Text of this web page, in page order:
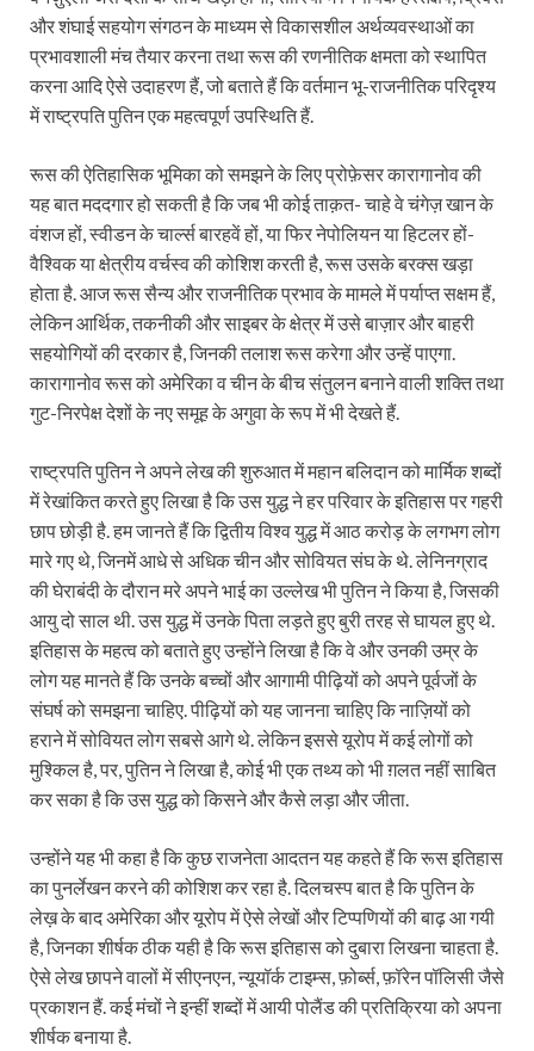
और शंघाई सहयोग संगठन के माध्यम से विकासशील अर्थव्यवस्थाओं का
प्रभावशाली मंच तैयार करना तथा रूस की रणनीतिक क्षमता को स्थापित
करना आदि ऐसे उदाहरण हैं, जो बताते हैं कि वर्तमान भू-राजनीतिक परिदृश्य
में राष्ट्रपति पुतिन एक महत्वपूर्ण उपस्थिति हैं.
रूस की ऐतिहासिक भूमिका को समझने के लिए प्रोफ़ेसर कारागानोव की
यह बात मददगार हो सकती है कि जब भी कोई ताक़त- चाहे वे चंगेज़ खान के
वंशज हों, स्वीडन के चार्ल्स बारहवें हों, या फिर नेपोलियन या हिटलर हों-
वैश्विक या क्षेत्रीय वर्चस्व की कोशिश करती है, रूस उसके बरक्स खड़ा
होता है. आज रूस सैन्य और राजनीतिक प्रभाव के मामले में पर्याप्त सक्षम हैं,
लेकिन आर्थिक, तकनीकी और साइबर के क्षेत्र में उसे बाज़ार और बाहरी
सहयोगियों की दरकार है, जिनकी तलाश रूस करेगा और उन्हें पाएगा.
कारागानोव रूस को अमेरिका व चीन के बीच संतुलन बनाने वाली शक्ति तथा
गुट-निरपेक्ष देशों के नए समूह के अगुवा के रूप में भी देखते हैं.
राष्ट्रपति पुतिन ने अपने लेख की शुरुआत में महान बलिदान को मार्मिक शब्दों
में रेखांकित करते हुए लिखा है कि उस युद्ध ने हर परिवार के इतिहास पर गहरी
छाप छोड़ी है. हम जानते हैं कि द्वितीय विश्व युद्ध में आठ करोड़ के लगभग लोग
मारे गए थे, जिनमें आधे से अधिक चीन और सोवियत संघ के थे. लेनिनग्राद
की घेराबंदी के दौरान मरे अपने भाई का उल्लेख भी पुतिन ने किया है, जिसकी
आयु दो साल थी. उस युद्ध में उनके पिता लड़ते हुए बुरी तरह से घायल हुए थे.
इतिहास के महत्व को बताते हुए उन्होंने लिखा है कि वे और उनकी उम्र के
लोग यह मानते हैं कि उनके बच्चों और आगामी पीढ़ियों को अपने पूर्वजों के
संघर्ष को समझना चाहिए. पीढ़ियों को यह जानना चाहिए कि नाज़ियों को
हराने में सोवियत लोग सबसे आगे थे. लेकिन इससे यूरोप में कई लोगों को
मुश्किल है, पर, पुतिन ने लिखा है, कोई भी एक तथ्य को भी ग़लत नहीं साबित
कर सका है कि उस युद्ध को किसने और कैसे लड़ा और जीता.
उन्होंने यह भी कहा है कि कुछ राजनेता आदतन यह कहते हैं कि रूस इतिहास
का पुनर्लेखन करने की कोशिश कर रहा है. दिलचस्प बात है कि पुतिन के
लेख़ के बाद अमेरिका और यूरोप में ऐसे लेखों और टिप्पणियों की बाढ़ आ गयी
है, जिनका शीर्षक ठीक यही है कि रूस इतिहास को दुबारा लिखना चाहता है.
ऐसे लेख छापने वालों में सीएनएन, न्यूयॉर्क टाइम्स, फ़ोर्ब्स, फ़ॉरेन पॉलिसी जैसे
प्रकाशन हैं. कई मंचों ने इन्हीं शब्दों में आयी पोलैंड की प्रतिक्रिया को अपना
शीर्षक बनाया है.